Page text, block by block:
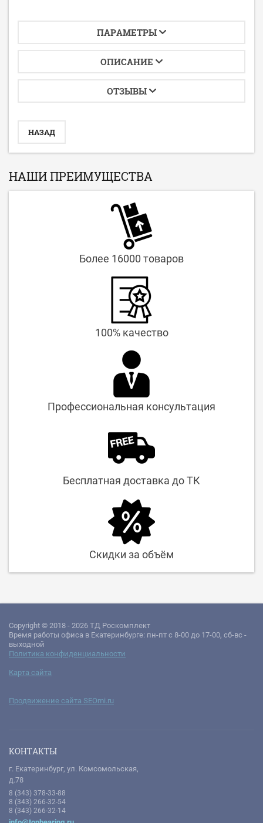
ПАРАМЕТРЫ
ОПИСАНИЕ
ОТЗЫВЫ
НАЗАД
НАШИ ПРЕИМУЩЕСТВА
Более 16000 товаров
100% качество
Профессиональная консультация
Бесплатная доставка до ТК
Скидки за объём
Copyright © 2018 - 2026 ТД Роскомплект
Время работы офиса в Екатеринбурге: пн-пт с 8-00 до 17-00, сб-вс -
выходной
Политика конфиденциальности
Карта сайта
Продвижение сайта SEOmi.ru
КОНТАКТЫ
г. Екатеринбург, ул. Комсомольская,
д.78
8 (343) 378-33-88
8 (343) 266-32-54
8 (343) 266-32-14